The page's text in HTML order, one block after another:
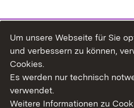
Themenübersicht
Um unsere Webseite für Sie
und verbessern zu können,
Cookies.
Es werden nur technisch
verwendet.
Weitere Informationen zu